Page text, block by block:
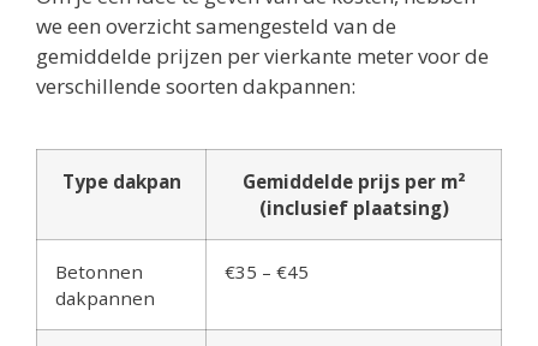
we een overzicht samengesteld van de
gemiddelde prijzen per vierkante meter voor de
verschillende soorten dakpannen:
Type dakpan
Gemiddelde prijs per m²
(inclusief plaatsing)
Betonnen
dakpannen
€35 – €45